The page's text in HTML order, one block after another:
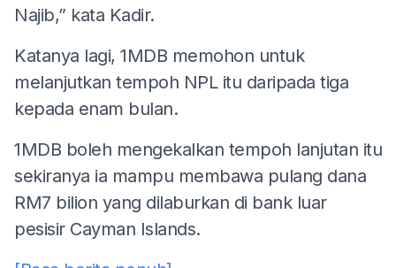
Najib,” kata Kadir.
Katanya lagi, 1MDB memohon untuk
melanjutkan tempoh NPL itu daripada tiga
kepada enam bulan.
1MDB boleh mengekalkan tempoh lanjutan itu
sekiranya ia mampu membawa pulang dana
RM7 bilion yang dilaburkan di bank luar
pesisir Cayman Islands.